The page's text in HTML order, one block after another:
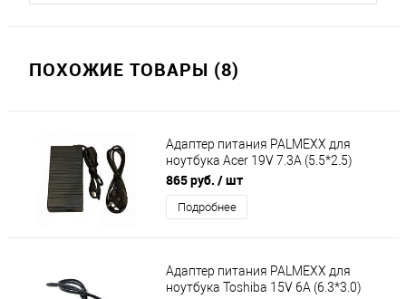
ПОХОЖИЕ ТОВАРЫ (8)
Адаптер питания PALMEXX для
ноутбука Acer 19V 7.3A (5.5*2.5)
(кабель питания в комплекте)
865 руб. / шт
Подробнее
Адаптер питания PALMEXX для
ноутбука Toshiba 15V 6A (6.3*3.0)